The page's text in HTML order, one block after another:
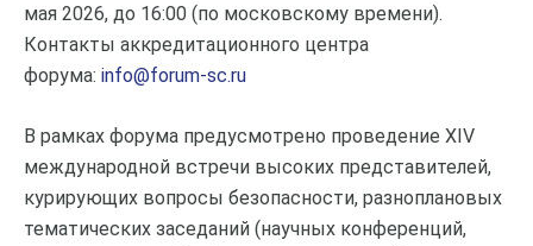
мая 2026, до 16:00 (по московскому времени).
Контакты аккредитационного центра
форума: info@forum-sc.ru
В рамках форума предусмотрено проведение XIV
международной встречи высоких представителей,
курирующих вопросы безопасности, разноплановых
тематических заседаний (научных конференций,